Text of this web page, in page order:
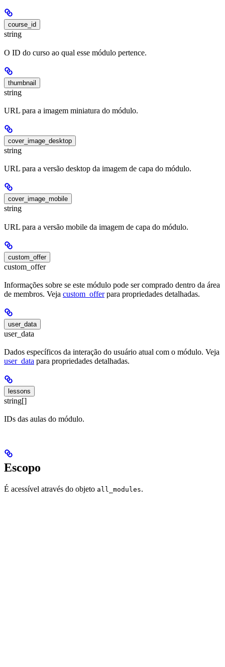
course_id
string
O ID do curso ao qual esse módulo pertence.
thumbnail
string
URL para a imagem miniatura do módulo.
cover_image_desktop
string
URL para a versão desktop da imagem de capa do módulo.
cover_image_mobile
string
URL para a versão mobile da imagem de capa do módulo.
custom_offer
custom_offer
Informações sobre se este módulo pode ser comprado dentro da área
de membros. Veja custom_offerpara propriedades detalhadas.
user_data
user_data
Dados específicos da interação do usuário atual com o módulo. Veja
user_data para propriedades detalhadas.
lessons
string[]
IDs das aulas do módulo.
Escopo
É acessível através do objeto all_modules.